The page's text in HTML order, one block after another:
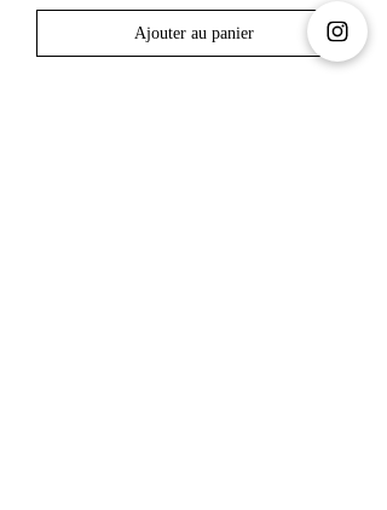
Ajouter au panier